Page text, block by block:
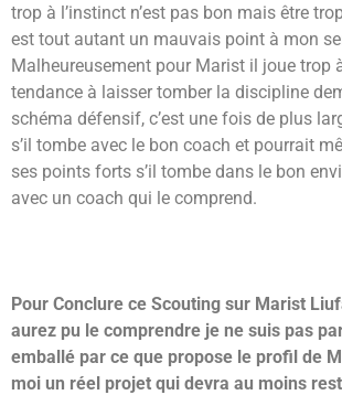
trop à l’instinct n’est pas bon mais être
est tout autant un mauvais point à mon
Malheureusement pour Marist il joue trop
tendance à laisser tomber la discipline
schéma défensif, c’est une fois de plus
s’il tombe avec le bon coach et pourrait
ses points forts s’il tombe dans le bon
avec un coach qui le comprend.
Pour Conclure ce Scouting sur Marist
aurez pu le comprendre je ne suis pas
emballé par ce que propose le profil de
moi un réel projet qui devra au moins